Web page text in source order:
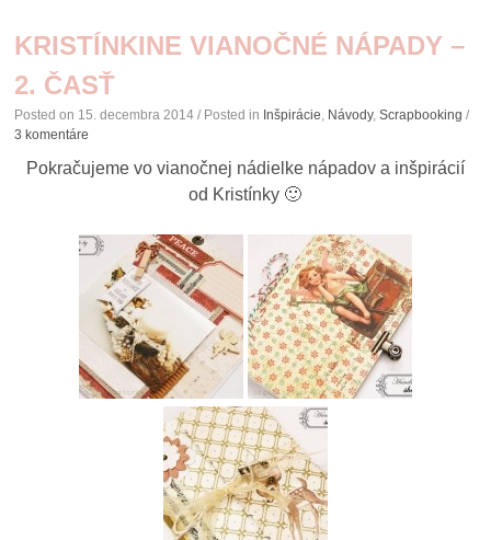
KRISTÍNKINE VIANOČNÉ NÁPADY –
2. ČASŤ
Posted on 15. decembra 2014 / Posted in Inšpirácie, Návody,Scrapbooking /
3 komentáre
Pokračujeme vo vianočnej nádielke nápadov a inšpirácií
od Kristínky 🙂